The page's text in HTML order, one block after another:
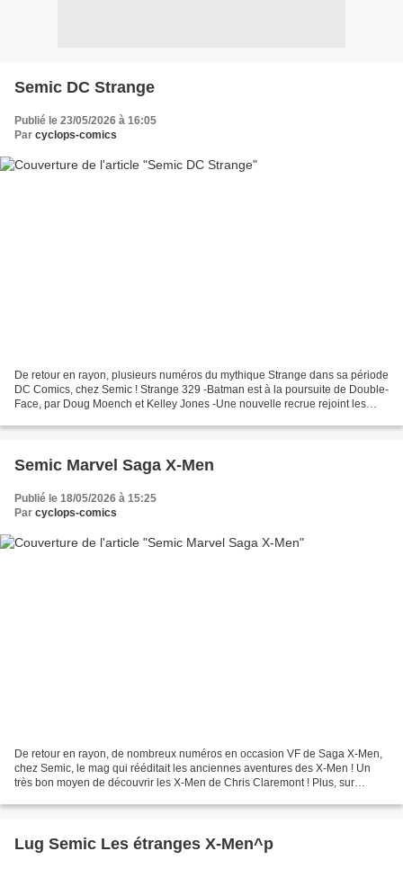
Semic DC Strange
Publié le 23/05/2026 à 16:05
Par cyclops-comics
De retour en rayon, plusieurs numéros du mythique Strange dans sa période
DC Comics, chez Semic ! Strange 329 -Batman est à la poursuite de Double-
Face, par Doug Moench et Kelley Jones -Une nouvelle recrue rejoint les
Semic Marvel Saga X-Men
Publié le 18/05/2026 à 15:25
Par cyclops-comics
De retour en rayon, de nombreux numéros en occasion VF de Saga X-Men,
chez Semic, le mag qui rééditait les anciennes aventures des X-Men ! Un
très bon moyen de découvrir les X-Men de Chris Claremont ! Plus, sur
Lug Semic Les étranges X-Men^p